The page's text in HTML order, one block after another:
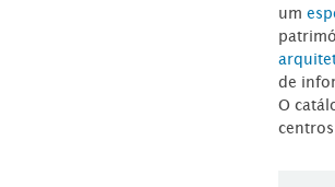
um
de
O